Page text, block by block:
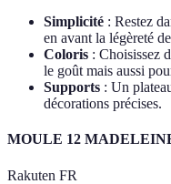
Simplicité : Restez
en avant la légèreté
Coloris : Choisissez
le goût mais aussi
Supports : Un
décorations précises.
MOULE 12
Rakuten FR